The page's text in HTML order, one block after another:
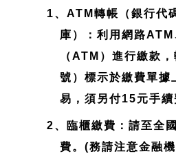
1、ATM轉帳（銀行代
庫）：利用網路
（ATM）進行繳款
號）標示於繳費單據
易，須另付15元手續
2、臨櫃繳費：請至全
費。(務請注意金融